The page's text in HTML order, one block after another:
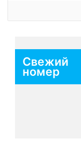
Свежий
номер